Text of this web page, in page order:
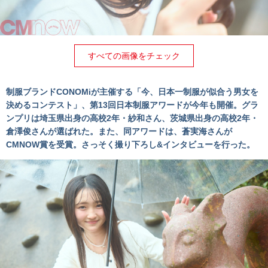
すべての画像をチェック
制服ブランドCONOMiが主催する「今、日本一制服が似合う男女を
決めるコンテスト」、第13回日本制服アワードが今年も開催。グラ
ンプリは埼玉県出身の高校2年・紗和さん、茨城県出身の高校2年・
倉澤俊さんが選ばれた。また、同アワードは、蒼実海さんが
CMNOW賞を受賞。さっそく撮り下ろし&インタビューを行った。